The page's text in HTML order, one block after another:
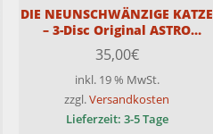
DIE NEUNSCHWÄNZIGE KATZE
– 3-Disc Original ASTRO
Medienbuch- Cover H –
Limitiert auf 66 Stück – 4K auf
Blu-ray
35,00€
inkl. 19 % MwSt.
zzgl.Versandkosten
Lieferzeit: 3-5 Tage